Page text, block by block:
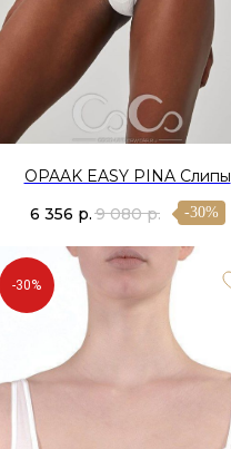
OPAAK EASY PINA Слипы
6 356 р.9 080 р. -30%
-30%